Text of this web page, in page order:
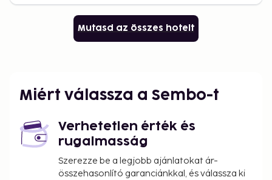
Mutasd az összes hotelt
Miért válassza a Sembo-t
Verhetetlen érték és
rugalmasság
Szerezze be a legjobb ajánlatokat ár-
összehasonlító garanciánkkal, és válassza ki